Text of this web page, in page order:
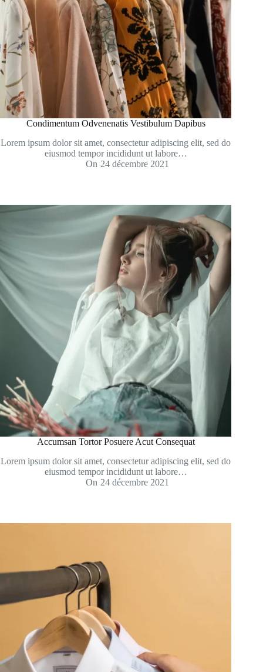
Condimentum Odvenenatis Vestibulum Dapibus
Lorem ipsum dolor sit amet, consectetur adipiscing elit, sed do
eiusmod tempor incididunt ut labore…
On 24 décembre 2021
Accumsan Tortor Posuere Acut Consequat
Lorem ipsum dolor sit amet, consectetur adipiscing elit, sed do
eiusmod tempor incididunt ut labore…
On 24 décembre 2021